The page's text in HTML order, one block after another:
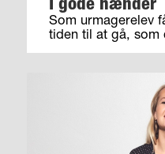
Som urmagerelev
tiden til at gå, som